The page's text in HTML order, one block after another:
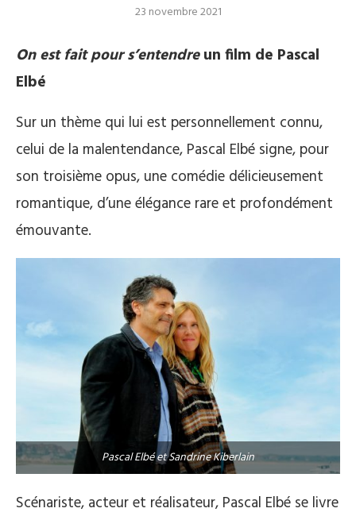
23 novembre 2021
On est fait pour s’entendreun film de Pascal
Elbé
Sur un thème qui lui est personnellement connu,
celui de la malentendance, Pascal Elbé signe, pour
son troisième opus, une comédie délicieusement
romantique, d’une élégance rare et profondément
émouvante.
Pascal Elbé et Sandrine Kiberlain
Scénariste, acteur et réalisateur, Pascal Elbé se livre